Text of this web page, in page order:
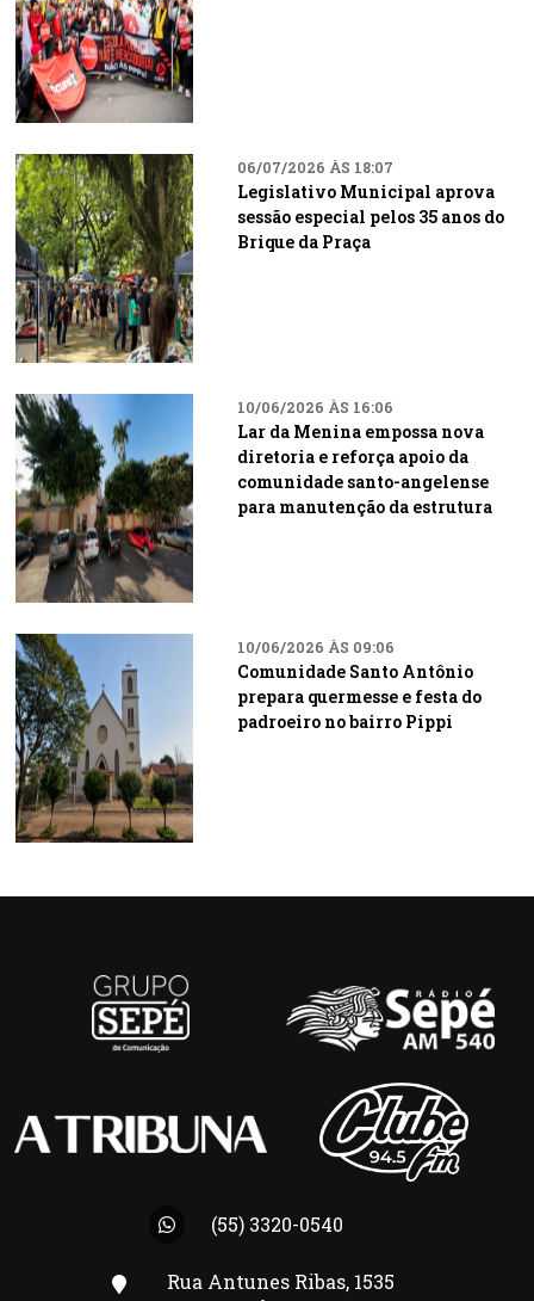
06/07/2026 ÀS 18:07
Legislativo Municipal aprova
sessão especial pelos 35 anos do
Brique da Praça
10/06/2026 ÀS 16:06
Lar da Menina empossa nova
diretoria e reforça apoio da
comunidade santo-angelense
para manutenção da estrutura
10/06/2026 ÀS 09:06
Comunidade Santo Antônio
prepara quermesse e festa do
padroeiro no bairro Pippi
(55) 3320-0540
Rua Antunes Ribas, 1535